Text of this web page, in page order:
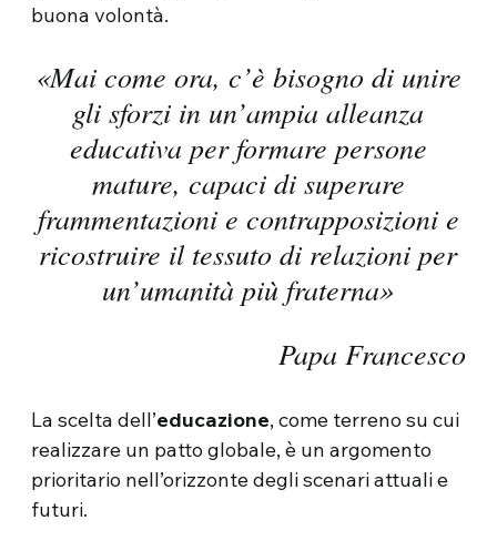
buona volontà.
«Mai come ora, c’è bisogno di unire
gli sforzi in un’ampia alleanza
educativa per formare persone
mature, capaci di superare
frammentazioni e contrapposizioni e
ricostruire il tessuto di relazioni per
un’umanità più fraterna»
Papa Francesco
La scelta dell’educazione, come terreno su cui
realizzare un patto globale, è un argomento
prioritario nell’orizzonte degli scenari attuali e
futuri.